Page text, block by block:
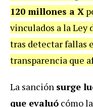
120 millones a X
vinculados a la Ley
tras detectar fallas
transparencia que
La sanción surge
que evaluó cómo